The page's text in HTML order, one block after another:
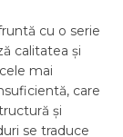
cu o serie
calitatea și
mai
care
și
se traduce